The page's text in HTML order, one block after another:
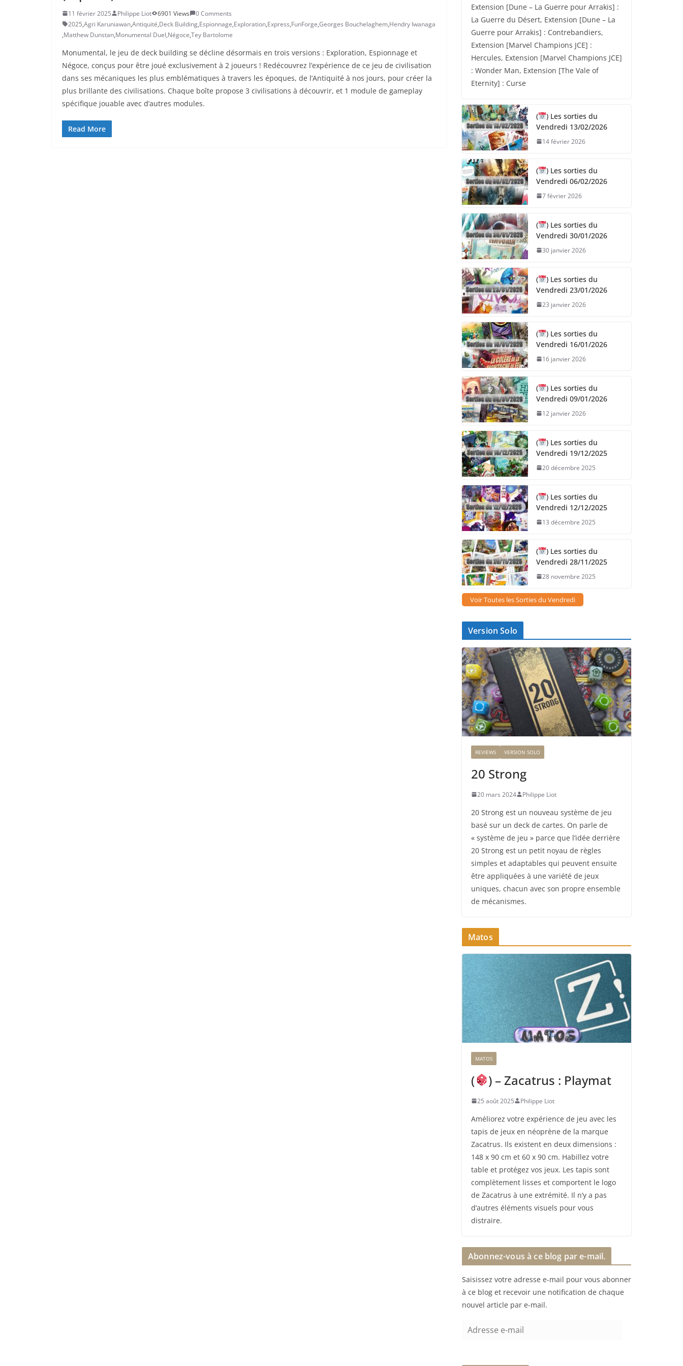
11 février 2025 Philippe Liot 6901 Views
0 Comments
2025,Agri Karuniawan,Antiquité,Deck Building,Espionnage,Exploration,Express,FunForge,Georges Bouchelaghem,Hendry Iwanaga
,Matthew Dunstan,Monumental Duel,Négoce,Tey Bartolome
Monumental, le jeu de deck building se décline désormais en trois versions : Exploration, Espionnage et
Négoce, conçus pour être joué exclusivement à 2 joueurs ! Redécouvrez l’expérience de ce jeu de civilisation
dans ses mécaniques les plus emblématiques à travers les époques, de l’Antiquité à nos jours, pour créer la
plus brillante des civilisations. Chaque boîte propose 3 civilisations à découvrir, et 1 module de gameplay
spécifique jouable avec d’autres modules.
Read More
Extension [Dune – La Guerre pour Arrakis] :
La Guerre du Désert, Extension [Dune – La
Guerre pour Arrakis] : Contrebandiers,
Extension [Marvel Champions JCE] :
Hercules, Extension [Marvel Champions JCE]
: Wonder Man, Extension [The Vale of
Eternity] : Curse
(
) Les sorties du
Vendredi 13/02/2026
14 février 2026
(
) Les sorties du
Vendredi 06/02/2026
7 février 2026
(
) Les sorties du
Vendredi 30/01/2026
30 janvier 2026
(
) Les sorties du
Vendredi 23/01/2026
23 janvier 2026
(
) Les sorties du
Vendredi 16/01/2026
16 janvier 2026
(
) Les sorties du
Vendredi 09/01/2026
12 janvier 2026
(
) Les sorties du
Vendredi 19/12/2025
20 décembre 2025
(
) Les sorties du
Vendredi 12/12/2025
13 décembre 2025
(
) Les sorties du
Vendredi 28/11/2025
28 novembre 2025
Voir Toutes les Sorties du Vendredi
Version Solo
REVIEWS VERSION SOLO
20 Strong
20 mars 2024 Philippe Liot
20 Strong est un nouveau système de jeu
basé sur un deck de cartes. On parle de
« système de jeu » parce que l’idée derrière
20 Strong est un petit noyau de règles
simples et adaptables qui peuvent ensuite
être appliquées à une variété de jeux
uniques, chacun avec son propre ensemble
de mécanismes.
Matos
MATOS
( ) – Zacatrus : Playmat
25 août 2025 Philippe Liot
Améliorez votre expérience de jeu avec les
tapis de jeux en néoprène de la marque
Zacatrus. Ils existent en deux dimensions :
148 x 90 cm et 60 x 90 cm. Habillez votre
table et protégez vos jeux. Les tapis sont
complètement lisses et comportent le logo
de Zacatrus à une extrémité. Il n’y a pas
d’autres éléments visuels pour vous
distraire.
Abonnez-vous à ce blog par e-mail.
Saisissez votre adresse e-mail pour vous abonner
à ce blog et recevoir une notification de chaque
nouvel article par e-mail.
e